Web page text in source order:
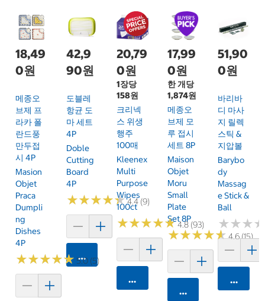
18,49
0원
메종오
브제 프
라카 폴
란드풍
만두접
시 4P
Masion
Objet
Praca
Dumpli
Ng
Dishes
4P
★★★★★
★★★★★ 5.0 (5)
42,9
90원
도블레
항균 도
마 세트
4P
Doble
Cutting
Board
4P
★★★★★
★★★★★4.4 (9)
카트에 담기
20,79
0원
1장당
158원
크리넥
스 위생
행주
100매
Kleenex
Multi
Purpose
Wipes
100ct
★★★★★
★★★★★4.8 (93)
카트에 담기
17,99
0원
한 개당
1,874원
메종오
브제 모
루 접시
세트 8P
Maison
Objet
Moru
Small
Plate
Set 8P
★★★★★
★★★★★4.6 (15)
카트에 담기
51,90
0원
바리바
디 마사
지 릴렉
스틱 &
지압볼
Barybo
Dy
Massag
E Stick &
Ball
★★★
★★★
카트에